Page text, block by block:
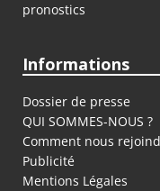
pronostics
Informations
Dossier de presse
QUI SOMMES-NOUS ?
Comment nous
Publicité
Mentions Légales